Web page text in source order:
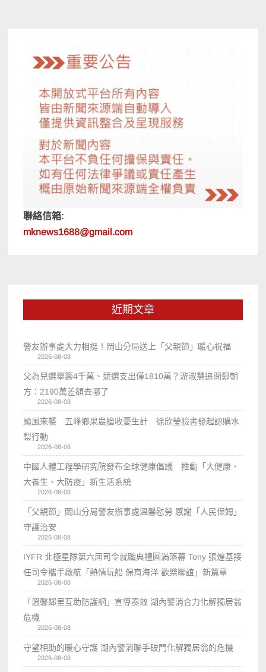
聯絡信箱:
mknews1688@gmail.com
近期文章
警友辦事處大力相挺！岡山分局送上「父親節」暖心祝福
2026-08-08
父為兒選舉籌4千萬、競選支出僅1810萬？游淑慧追問鄭朝
方：2190萬差額去哪了
2026-08-08
颱風來襲 五峰鄉果農搶收憂生計 徐欣瑩臉書發起認購水
梨行動
2026-08-08
中國人體工程學研究院發布全球健康倡議 推動「大健康、
大養生、大防疫」新生活系統
2026-08-08
「父親節」岡山分局警友辦事處溫馨慰勞 感謝「人民保姆」
守護治安
2026-08-08
IYFR 北極星隊第六屆司令就職典禮圓滿落幕 Tony 張煌基接
任司令攜手啟航「熱情玩船 保育海洋 歡樂聯誼」新篇章
2026-08-08
「溫馨鄰里互助防護網」宣導奏效 湖內警消合力化解獨居翁
危機
2026-08-08
守望相助的暖心守護 湖內警消聯手破門化解獨居翁的危機
2026-08-08